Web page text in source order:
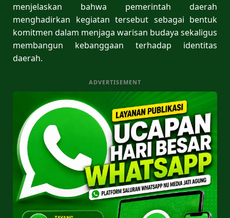
menjelaskan bahwa pemerintah daerah
menghadirkan kegiatan tersebut sebagai bentuk
komitmen dalam menjaga warisan budaya sekaligus
membangun kebanggaan terhadap identitas
daerah.
ADVERTISEMENT